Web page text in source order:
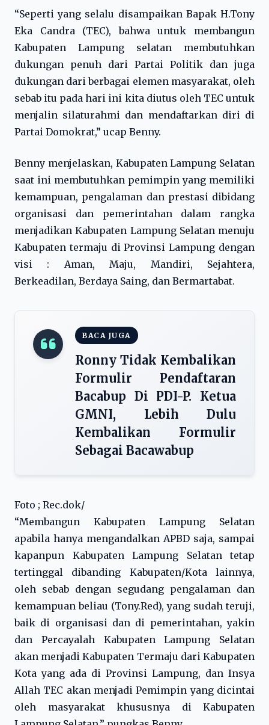
“Seperti yang selalu disampaikan Bapak H.Tony
Eka Candra (TEC), bahwa untuk membangun
Kabupaten Lampung selatan membutuhkan
dukungan penuh dari Partai Politik dan juga
dukungan dari berbagai elemen masyarakat, oleh
sebab itu pada hari ini kita diutus oleh TEC untuk
menjalin silaturahmi dan mendaftarkan diri di
Partai Domokrat,” ucap Benny.
Benny menjelaskan, Kabupaten Lampung Selatan
saat ini membutuhkan pemimpin yang memiliki
kemampuan, pengalaman dan prestasi dibidang
organisasi dan pemerintahan dalam rangka
menjadikan Kabupaten Lampung Selatan menuju
Kabupaten termaju di Provinsi Lampung dengan
visi : Aman, Maju, Mandiri, Sejahtera,
Berkeadilan, Berdaya Saing, dan Bermartabat.
BACA JUGA
Ronny Tidak Kembalikan
Formulir Pendaftaran
Bacabup Di PDI-P. Ketua
GMNI, Lebih Dulu
Kembalikan Formulir
Sebagai Bacawabup
Foto ; Rec.dok/
“Membangun Kabupaten Lampung Selatan
apabila hanya mengandalkan APBD saja, sampai
kapanpun Kabupaten Lampung Selatan tetap
tertinggal dibanding Kabupaten/Kota lainnya,
oleh sebab dengan segudang pengalaman dan
kemampuan beliau (Tony.Red), yang sudah teruji,
baik di organisasi dan di pemerintahan, yakin
dan Percayalah Kabupaten Lampung Selatan
akan menjadi Kabupaten Termaju dari Kabupaten
Kota yang ada di Provinsi Lampung, dan Insya
Allah TEC akan menjadi Pemimpin yang dicintai
oleh masyarakat khususnya di Kabupaten